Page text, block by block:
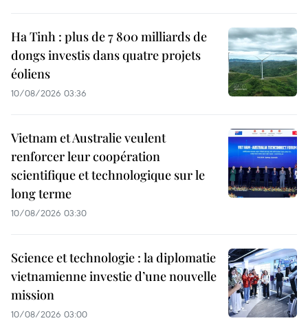
Ha Tinh : plus de 7 800 milliards de
dongs investis dans quatre projets
éoliens
10/08/2026 03:36
Vietnam et Australie veulent
renforcer leur coopération
scientifique et technologique sur le
long terme
10/08/2026 03:30
Science et technologie : la diplomatie
vietnamienne investie d’une nouvelle
mission
10/08/2026 03:00